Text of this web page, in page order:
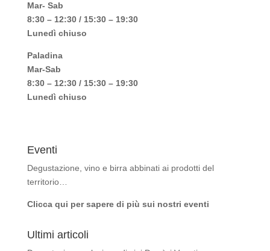
Mar- Sab
8:30 – 12:30 / 15:30 – 19:30
Lunedì chiuso
Paladina
Mar-Sab
8:30 – 12:30 / 15:30 – 19:30
Lunedì chiuso
Eventi
Degustazione, vino e birra abbinati ai prodotti del
territorio…
Clicca qui per sapere di più sui nostri eventi
Ultimi articoli